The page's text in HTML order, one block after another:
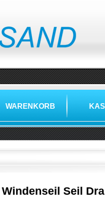
WARENKORB
Seil